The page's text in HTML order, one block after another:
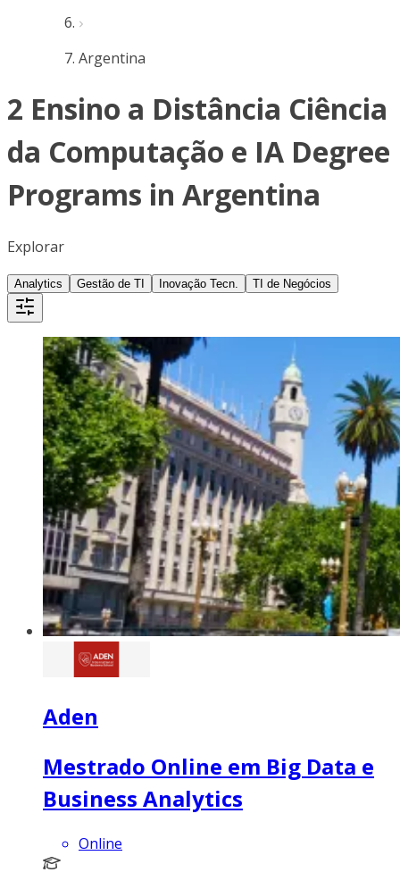
Argentina
2 Ensino a Distância Ciência
da Computação e IA Degree
Programs in Argentina
Explorar
Analytics Gestão de TI Inovação Tecn. TI de Negócios
Aden
Mestrado Online em Big Data e
Business Analytics
Online